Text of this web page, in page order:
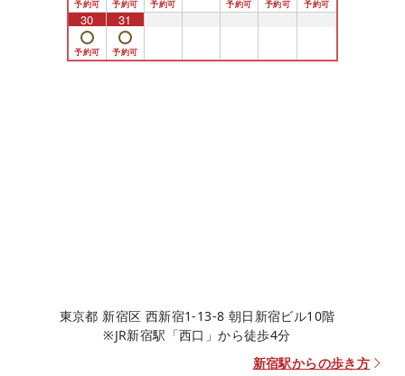
30 31
東京都 新宿区 西新宿1-13-8 朝日新宿ビル10階
※JR新宿駅「西口」から徒歩4分
新宿駅からの歩き方